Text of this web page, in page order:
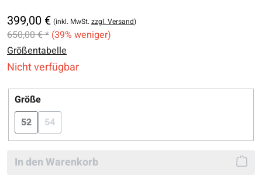
399,00 € (inkl. MwSt.zzgl. Versand)
650,00 € * (39% weniger)
Größentabelle
Nicht verfügbar
Größeauswählen
52(Diese Option ist zurzeit nicht verfügbar.)
54(Diese Option ist zurzeit nicht verfügbar.)
In den Warenkorb